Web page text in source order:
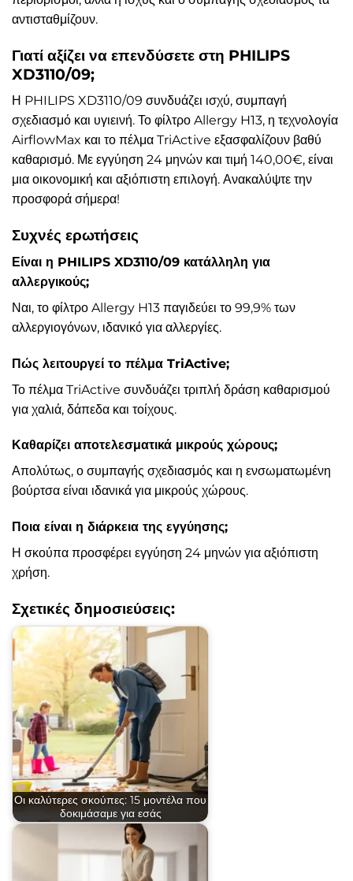
αντισταθμίζουν.
Γιατί αξίζει να επενδύσετε στη PHILIPS
XD3110/09;
Η PHILIPS XD3110/09 συνδυάζει ισχύ, συμπαγή
σχεδιασμό και υγιεινή. Το φίλτρο Allergy H13, η τεχνολογία
AirflowMax και το πέλμα TriActive εξασφαλίζουν βαθύ
καθαρισμό. Με εγγύηση 24 μηνών και τιμή 140,00€, είναι
μια οικονομική και αξιόπιστη επιλογή. Ανακαλύψτε την
προσφορά σήμερα!
Συχνές ερωτήσεις
Είναι η PHILIPS XD3110/09 κατάλληλη για
αλλεργικούς;
Ναι, το φίλτρο Allergy H13 παγιδεύει το 99,9% των
αλλεργιογόνων, ιδανικό για αλλεργίες.
Πώς λειτουργεί το πέλμα TriActive;
Το πέλμα TriActive συνδυάζει τριπλή δράση καθαρισμού
για χαλιά, δάπεδα και τοίχους.
Καθαρίζει αποτελεσματικά μικρούς χώρους;
Απολύτως, ο συμπαγής σχεδιασμός και η ενσωματωμένη
βούρτσα είναι ιδανικά για μικρούς χώρους.
Ποια είναι η διάρκεια της εγγύησης;
Η σκούπα προσφέρει εγγύηση 24 μηνών για αξιόπιστη
χρήση.
Σχετικές δημοσιεύσεις:
Οι καλύτερες σκούπες: 15 μοντέλα που
δοκιμάσαμε για εσάς